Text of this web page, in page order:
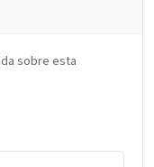
sobre esta